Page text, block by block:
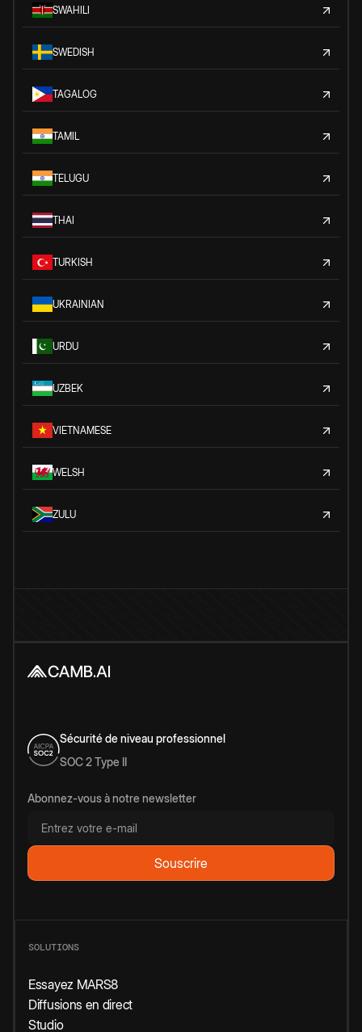
SWAHILI
SWEDISH
TAGALOG
TAMIL
TELUGU
THAI
TURKISH
UKRAINIAN
URDU
UZBEK
VIETNAMESE
WELSH
ZULU
Sécurité de niveau professionnel
SOC 2 Type II
Abonnez-vous à notre newsletter
SOLUTIONS
Essayez MARS8
Diffusions en direct
Studio